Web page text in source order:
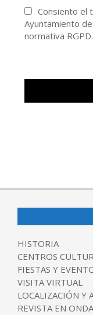
Consiento el
Ayuntamiento
normativa RGPD.
HISTORIA
CENTROS
FIESTAS Y
VISITA VIRTUAL
LOCALIZACIÓN Y
REVISTA EN ONDA